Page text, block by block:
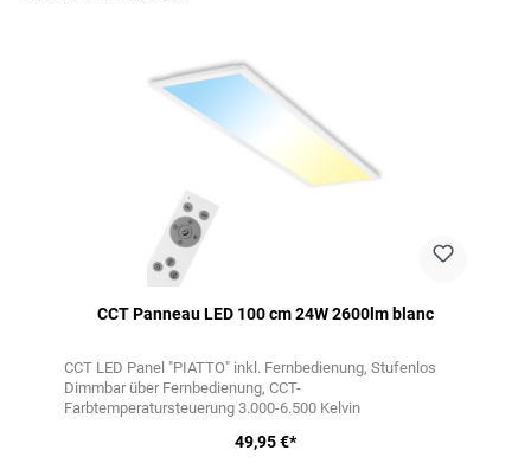
CCT Panneau LED 100 cm 24W 2600lm blanc
CCT LED Panel "PIATTO" inkl. Fernbedienung Stufenlos
Dimmbar über Fernbedienung CCT-
Farbtemperatursteuerung 3.000-6.500 Kelvin
49,95 €*